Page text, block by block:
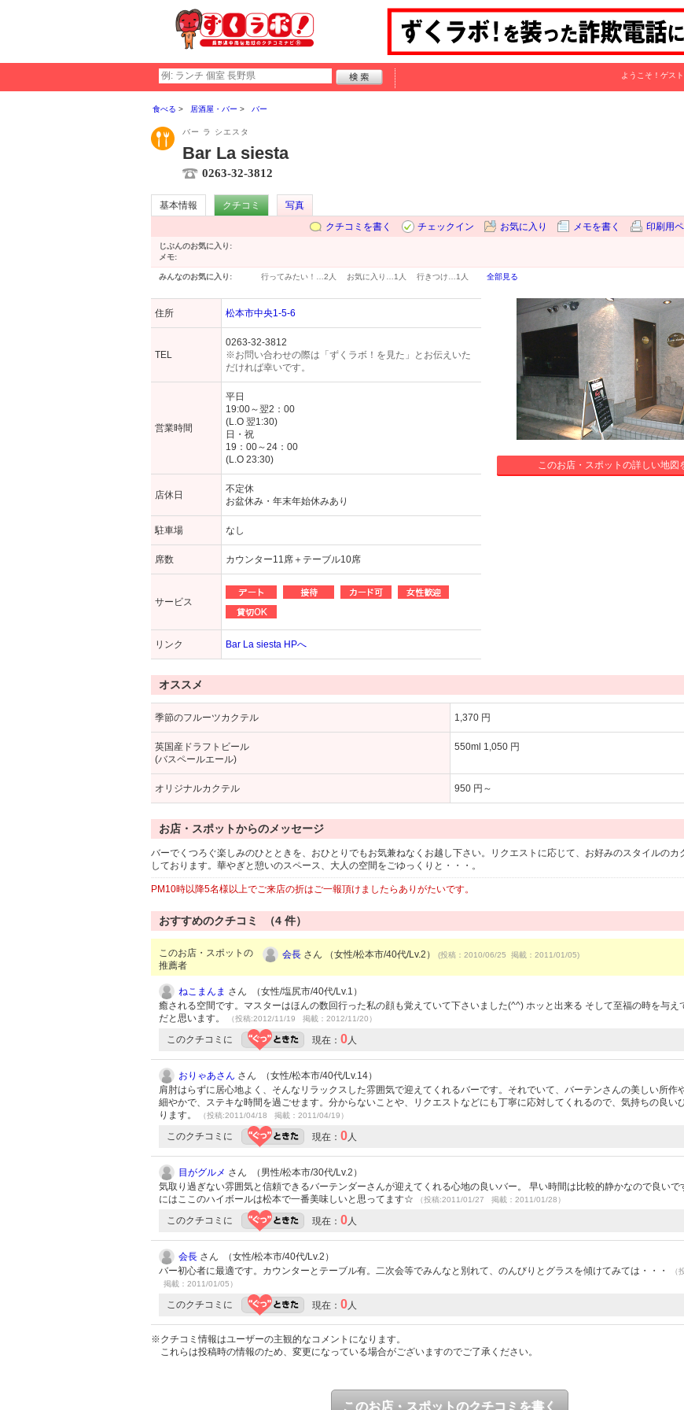
ようこそ！ ゲスト
食べる 居酒屋・バー バー
バー ラ シエスタ
Bar La siesta
0263-32-3812
基本情報 クチコミ
写真
クチコミを書く
チェックイン お気に入り メモを書く 印刷用
じぶんのお気に入り:
メモ:
みんなのお気に入り: 行ってみたい！… 2人 お気に入り… 1人 行きつけ… 1人 全部見る
住所 松本市中央1-5-6
TEL
0263-32-3812
※お問い合わせの際は「ずくラボ！を見た」とお伝えいた
だければ幸いです。
営業時間
平日
19:00～翌2：00
(L.O 翌1:30)
日・祝
19：00～24：00
(L.O 23:30)
店休日
不定休
お盆休み・年末年始休みあり
駐車場 なし
席数 カウンター11席＋テーブル10席
サービス
リンク Bar La siesta HPへ
このお店・スポットの詳しい地図
オススメ
季節のフルーツカクテル 1,370 円
英国産ドラフトビール
(バスペールエール)
550ml 1,050 円
オリジナルカクテル 950 円～
お店・スポットからのメッセージ
バーでくつろぐ楽しみのひとときを、おひとりでもお気兼ねなくお越し下さい。リクエストに応じて、お好みのスタイルのカ
しております。華やぎと憩いのスペース、大人の空間をごゆっくりと・・・。
PM10時以降5名様以上でご来店の折はご一報頂けましたらありがたいです。
おすすめのクチコミ （4 件）
このお店・スポットの
推薦者
会長 さん （女性/松本市/40代/Lv.2） (投稿：2010/06/25 掲載：2011/01/05)
ねこまんま さん （女性/塩尻市/40代/Lv.1）
癒される空間です。マスターはほんの数回行った私の顔も覚えていて下さいました(^^) ホッと出来る そして至福の時を与え
だと思います。
（投稿:2012/11/19 掲載：2012/11/20）
このクチコミに 現在： 0人
おりゃあさん さん （女性/松本市/40代/Lv.14）
肩肘はらずに居心地よく、そんなリラックスした雰囲気で迎えてくれるバーです。それでいて、バーテンさんの美しい所作
細やかで、ステキな時間を過ごせます。分からないことや、リクエストなどにも丁寧に応対してくれるので、気持ちの良い
ります。
（投稿:2011/04/18 掲載：2011/04/19）
このクチコミに 現在： 0人
目がグルメ さん （男性/松本市/30代/Lv.2）
気取り過ぎない雰囲気と信頼できるバーテンダーさんが迎えてくれる心地の良いバー。 早い時間は比較的静かなので良いで
にはここのハイボールは松本で一番美味しいと思ってます☆
（投稿:2011/01/27 掲載：2011/01/28）
このクチコミに 現在： 0人
会長 さん （女性/松本市/40代/Lv.2）
バー初心者に最適です。カウンターとテーブル有。二次会等でみんなと別れて、のんびりとグラスを傾けてみては・・・
（
掲載：2011/01/05）
このクチコミに 現在： 0人
※クチコミ情報はユーザーの主観的なコメントになります。
これらは投稿時の情報のため、変更になっている場合がございますのでご了承ください。
このお店・スポットのクチコミを書く